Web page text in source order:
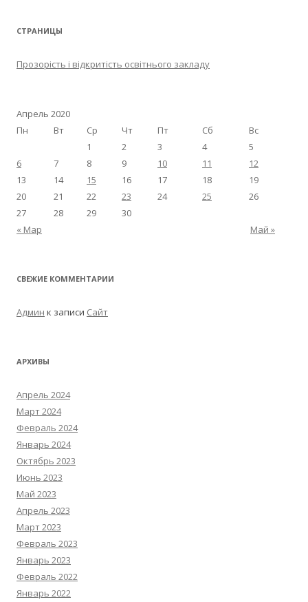
СТРАНИЦЫ
Прозорість і відкритість освітнього закладу
Апрель 2020
Пн
Вт Ср Чт Пт Сб Вс
« Мар Май »
1 2 3 4
5
6
7 8 9 10 11
12
13
14 15 16 17 18
19
20
21 22 23 24 25
26
27
28 29 30
СВЕЖИЕ КОММЕНТАРИИ
Админ к записи Сайт
АРХИВЫ
Апрель 2024
Март 2024
Февраль 2024
Январь 2024
Октябрь 2023
Июнь 2023
Май 2023
Апрель 2023
Март 2023
Февраль 2023
Январь 2023
Февраль 2022
Январь 2022